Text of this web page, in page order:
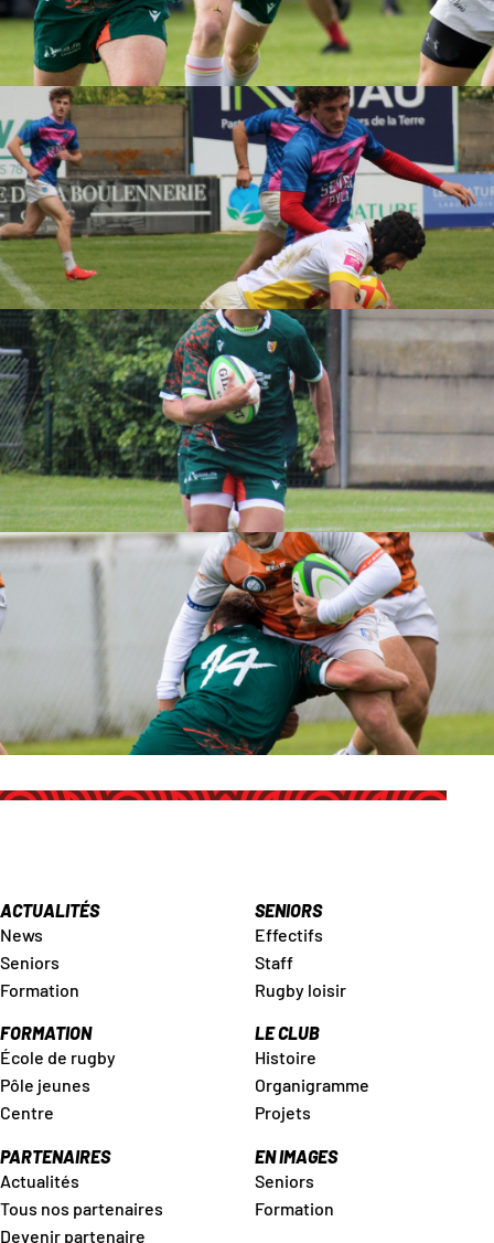
ACTUALITÉS
News
Seniors
Formation
SENIORS
Effectifs
Staff
Rugby loisir
FORMATION
École de rugby
Pôle jeunes
Centre
LE CLUB
Histoire
Organigramme
Projets
PARTENAIRES
Actualités
Tous nos partenaires
Devenir partenaire
EN IMAGES
Seniors
Formation